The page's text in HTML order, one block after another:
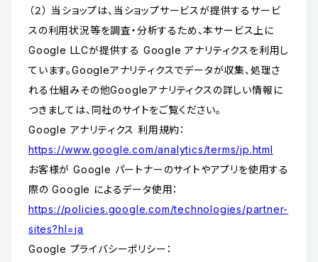
（２） 当ショップは、当ショップサービスが提供するサービ
スの利用状況等を調査・分析するため、本サービス上に
Google LLCが提供する Google アナリティクスを利用し
ています。Googleアナリティクスでデータが収集、処理さ
れる仕組みその他Googleアナリティクスの詳しい情報に
つきましては、同社のサイトをご覧ください。
Google アナリティクス 利用規約：
https://www.google.com/analytics/terms/jp.html
お客様が Google パートナーのサイトやアプリを使用する
際の Google によるデータ使用：
https://policies.google.com/technologies/partner-
sites?hl=ja
Google プライバシーポリシー：